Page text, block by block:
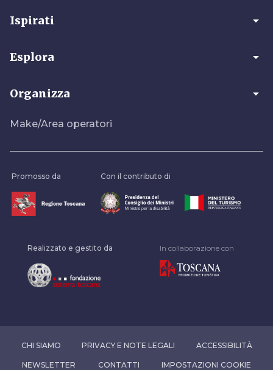
Ispirati arrow_drop_down
Esplora arrow_drop_down
Organizza arrow_drop_down
Make/Area operatori
Promosso da Con il contributo di
Realizzato e gestito da In collaborazione con
CHI SIAMO PRIVACY E NOTE LEGALI ACCESSIBILITÀ
NEWSLETTER CONTATTI IMPOSTAZIONI COOKIE